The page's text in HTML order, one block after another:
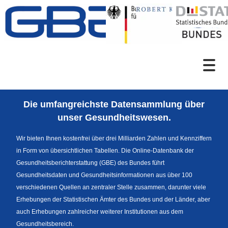
Zum Inhalt
Sprachumschaltung
Die umfangreichste Datensammlung über
unser Gesundheitswesen.
Wir bieten Ihnen kostenfrei über drei Milliarden Zahlen und Kennziffern
in Form von übersichtlichen Tabellen. Die Online-Datenbank der
Gesundheitsberichterstattung (GBE) des Bundes führt
Gesundheitsdaten und Gesundheitsinformationen aus über 100
verschiedenen Quellen an zentraler Stelle zusammen, darunter viele
Erhebungen der Statistischen Ämter des Bundes und der Länder, aber
auch Erhebungen zahlreicher weiterer Institutionen aus dem
Gesundheitsbereich.